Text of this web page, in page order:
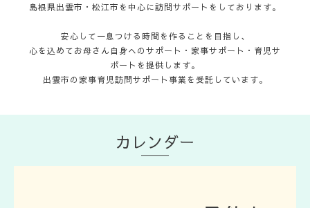
島根県出雲市・松江市を中心に訪問サポートをしております。
安心して一息つける時間を作ることを目指し、
心を込めてお母さん自身へのサポート・家事サポート・育児サ
ポートを提供します。
出雲市の家事育児訪問サポート事業を受託しています。
カレンダー